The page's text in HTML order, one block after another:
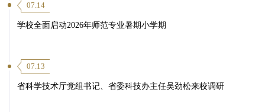
07.14
学校全面启动2026年师范专业暑期小学期
07.13
省科学技术厅党组书记、省委科技办主任吴劲松来校调研